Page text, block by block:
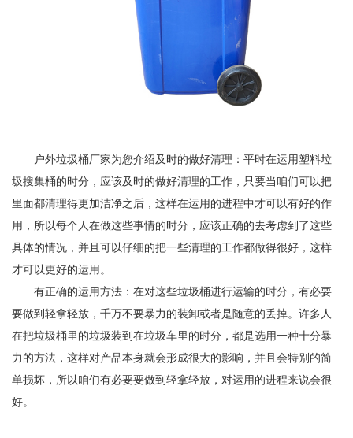
户外垃圾桶厂家为您介绍及时的做好清理：平时在运用塑料垃
圾搜集桶的时分，应该及时的做好清理的工作，只要当咱们可以把
里面都清理得更加洁净之后，这样在运用的进程中才可以有好的作
用，所以每个人在做这些事情的时分，应该正确的去考虑到了这些
具体的情况，并且可以仔细的把一些清理的工作都做得很好，这样
才可以更好的运用。
有正确的运用方法：在对这些垃圾桶进行运输的时分，有必要
要做到轻拿轻放，千万不要暴力的装卸或者是随意的丢掉。许多人
在把垃圾桶里的垃圾装到在垃圾车里的时分，都是选用一种十分暴
力的方法，这样对产品本身就会形成很大的影响，并且会特别的简
单损坏，所以咱们有必要要做到轻拿轻放，对运用的进程来说会很
好。